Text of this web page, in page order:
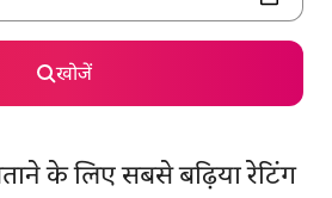
खोजें
के लिए सबसे बढ़िया रेटिंग